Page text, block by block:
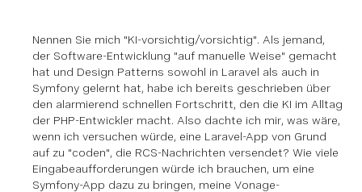
Nennen Sie mich "KI-vorsichtig/vorsichtig". Als jemand,
der Software-Entwicklung "auf manuelle Weise" gemacht
hat und Design Patterns sowohl in Laravel als auch in
Symfony gelernt hat, habe ich bereits geschrieben über
den alarmierend schnellen Fortschritt, den die KI im Alltag
der PHP-Entwickler macht. Also dachte ich mir, was wäre,
wenn ich versuchen würde, eine Laravel-App von Grund
auf zu "coden", die RCS-Nachrichten versendet? Wie viele
Eingabeaufforderungen würde ich brauchen, um eine
Symfony-App dazu zu bringen, meine Vonage-